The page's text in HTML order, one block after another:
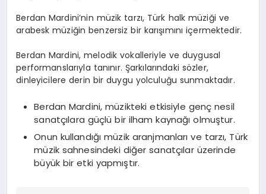
Berdan Mardini’nin müzik tarzı, Türk halk müziği ve
arabesk müziğin benzersiz bir karışımını içermektedir.
Berdan Mardini, melodik vokalleriyle ve duygusal
performanslarıyla tanınır. Şarkılarındaki sözler,
dinleyicilere derin bir duygu yolculuğu sunmaktadır.
Berdan Mardini, müzikteki etkisiyle genç nesil
sanatçılara güçlü bir ilham kaynağı olmuştur.
Onun kullandığı müzik aranjmanları ve tarzı, Türk
müzik sahnesindeki diğer sanatçılar üzerinde
büyük bir etki yapmıştır.